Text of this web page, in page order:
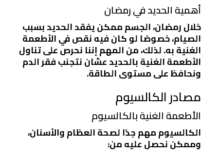
أهمية الحديد في رمضان
خلال رمضان، الجسم ممكن يفقد الحديد بسبب
الصيام، خصوصًا لو كان فيه نقص في الأطعمة
الغنية به. لذلك، من المهم إننا نحرص على تناول
الأطعمة الغنية بالحديد عشان نتجنب فقر الدم
ونحافظ على مستوى الطاقة.
مصادر الكالسيوم
الأطعمة الغنية بالكالسيوم
الكالسيوم مهم جدًا لصحة العظام والأسنان،
وممكن نحصل عليه من: